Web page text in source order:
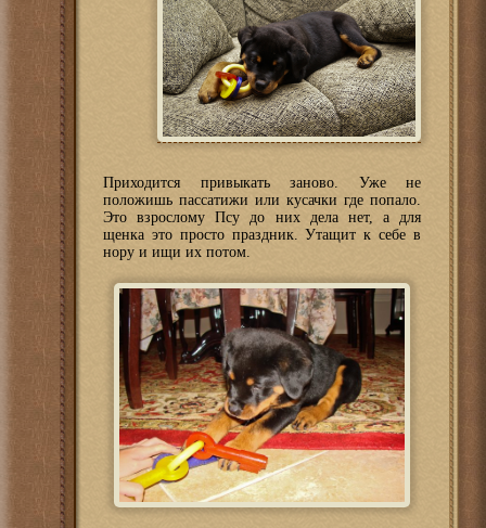
Приходится привыкать заново. Уже не
положишь пассатижи или кусачки где попало.
Это взрослому Псу до них дела нет, а для
щенка это просто праздник. Утащит к себе в
нору и ищи их потом.